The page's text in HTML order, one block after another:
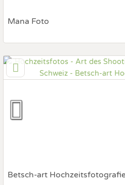
Mana Foto
Art des Shootings:
Hochzeits Shooting
Fotobox mit Zubehör
Betsch-art